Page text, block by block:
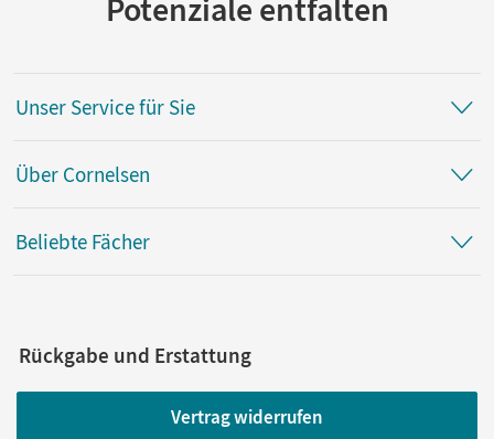
Potenziale entfalten
Unser Service für Sie
Über Cornelsen
Beliebte Fächer
Rückgabe und Erstattung
Vertrag widerrufen